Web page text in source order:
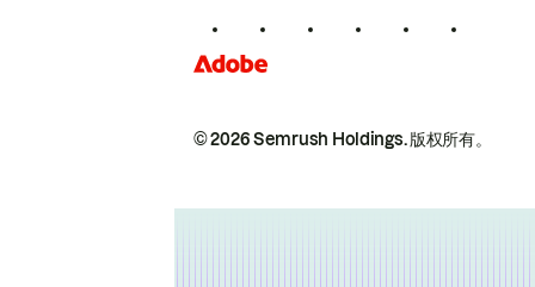
© 2026 Semrush Holdings.版权所有。